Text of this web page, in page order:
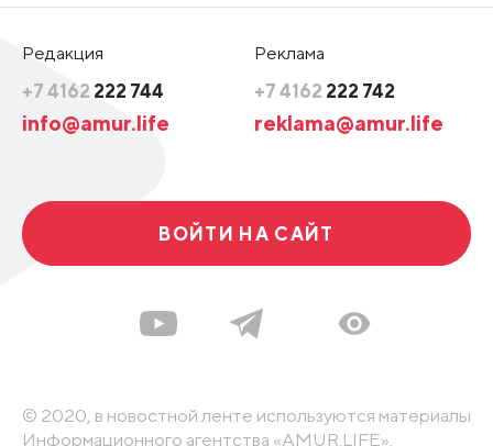
Редакция
+7 4162 222 744
info@amur.life
Реклама
+7 4162 222 742
reklama@amur.life
ВОЙТИ НА САЙТ
© 2020, в новостной ленте используются материалы
Информационного агентства «AMUR.LIFE».